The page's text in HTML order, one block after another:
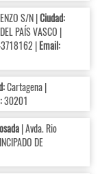
S/N |Ciudad:
PAÍS VASCO |
|Email:
Cartagena |
30201
| Avda. Rio
DE